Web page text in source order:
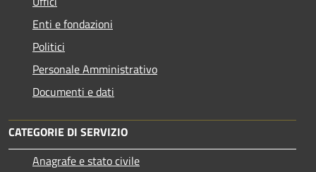
Enti e fondazioni
Politici
Personale Amministrativo
Documenti e dati
CATEGORIE DI SERVIZIO
Anagrafe e stato civile